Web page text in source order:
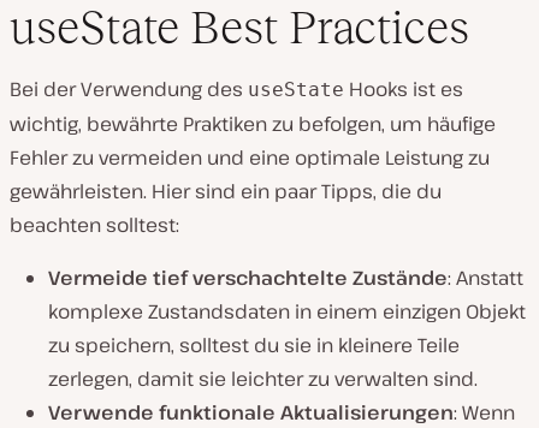
useState Best Practices
Bei der Verwendung des useState Hooks ist es
wichtig, bewährte Praktiken zu befolgen, um häufige
Fehler zu vermeiden und eine optimale Leistung zu
gewährleisten. Hier sind ein paar Tipps, die du
beachten solltest:
Vermeide tief verschachtelte Zustände: Anstatt
komplexe Zustandsdaten in einem einzigen Objekt
zu speichern, solltest du sie in kleinere Teile
zerlegen, damit sie leichter zu verwalten sind.
Verwende funktionale Aktualisierungen: Wenn